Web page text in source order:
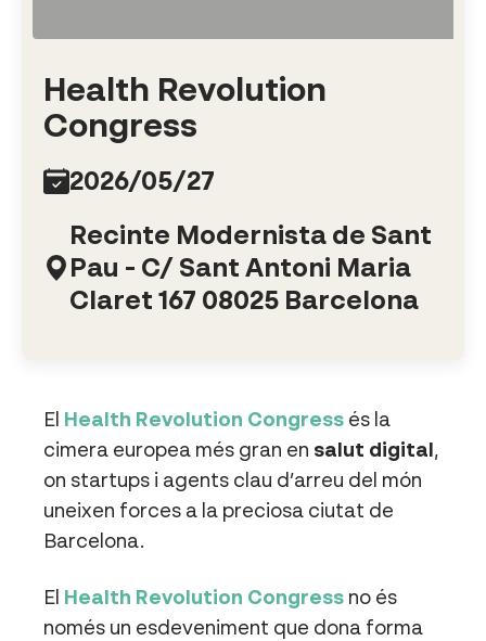
Health Revolution
Congress
2026/05/27
Recinte Modernista de Sant
Pau - C/ Sant Antoni Maria
Claret 167 08025 Barcelona
El Health Revolution Congress és la
cimera europea més gran en salut digital,
on startups i agents clau d’arreu del món
uneixen forces a la preciosa ciutat de
Barcelona.
El Health Revolution Congress no és
només un esdeveniment que dona forma